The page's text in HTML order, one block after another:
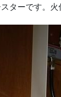
ターです。